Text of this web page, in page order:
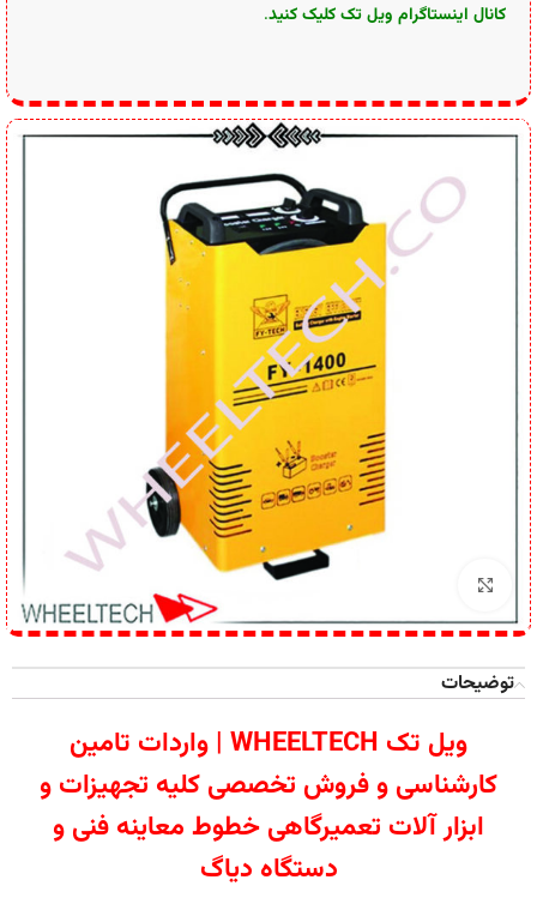
کانال اینستاگرام ویل تک کلیک کنید.
توضیحات
ویل تک WHEELTECH | واردات تامین
کارشناسی و فروش تخصصی کلیه تجهیزات و
ابزار آلات تعمیرگاهی خطوط معاینه فنی و
دستگاه دیاگ